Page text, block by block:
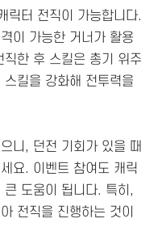
릭터 전직이 가능합니다.
이 가능한 거너가 활용
한 후 스킬은 총기 위주
킬을 강화해 전투력을
니, 던전 기회가 있을 때
요. 이벤트 참여도 캐릭
도움이 됩니다. 특히,
전직을 진행하는 것이